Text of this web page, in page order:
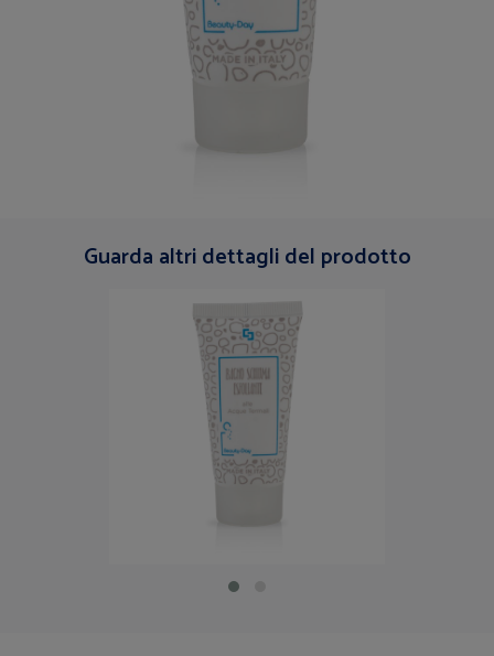
Guarda altri dettagli del prodotto